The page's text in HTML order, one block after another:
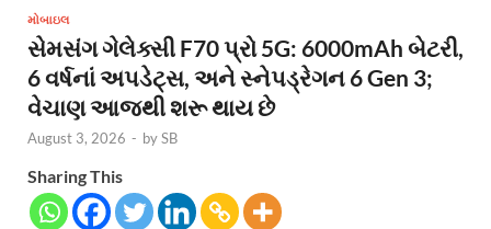
મોબાઇલ
સેમસંગ ગેલેક્સી F70 પ્રો 5G: 6000mAh બેટરી,
6 વર્ષનાં અપડેટ્સ, અને સ્નેપડ્રેગન 6 Gen 3;
વેચાણ આજથી શરૂ થાય છે
August 3, 2026 - bySB
Sharing This